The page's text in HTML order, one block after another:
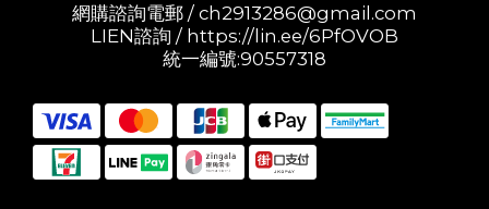
網購諮詢電郵 / ch2913286@gmail.com
LIEN諮詢 / https://lin.ee/6PfOVOB
統一編號:90557318